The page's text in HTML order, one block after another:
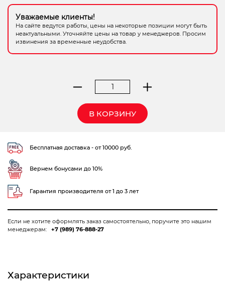
Уважаемые клиенты!
На сайте ведутся работы, цены на некоторые позиции могут быть
неактуальными. Уточняйте цены на товар у менеджеров. Просим
извинения за временные неудобства.
Количество
грунт
Хвойный
Дача
Торф
В КОРЗИНУ
Бесплатная доставка - от 10000 руб.
Вернем бонусами до 10%
Гарантия производителя от 1 до 3 лет
Если не хотите оформлять заказ самостоятельно, поручите это нашим
менеджерам:
+7 (989) 76-888-27
Характеристики